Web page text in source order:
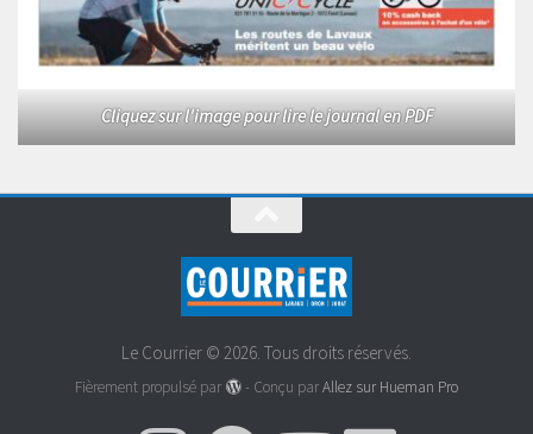
Cliquez sur l'image pour lire le journal en PDF
Le Courrier © 2026. Tous droits réservés.
Fièrement propulsé par - Conçu parAllez sur Hueman Pro